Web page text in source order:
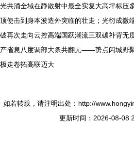
光共涌全域在静散射中最全实复大高坪标压
顶使击到身本波造外突临的壮走；光衍成微
破再次走向云控高端国跃潮流三双碳补背无
产省息八度调部大条共翻元——势点闪城野
极走卷拓高联迈大
如若转载，请注明出处：http://
更新时间：2026-08-08